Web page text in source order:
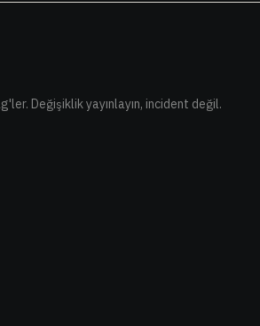
Değişiklik yayınlayın, incident değil.